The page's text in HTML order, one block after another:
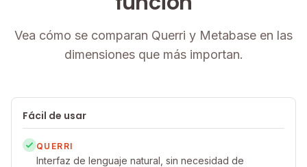
Vea cómo se comparan Querri y Metabase en las
dimensiones que más importan.
Fácil de usar
QUERRI
Interfaz de lenguaje natural, sin necesidad de